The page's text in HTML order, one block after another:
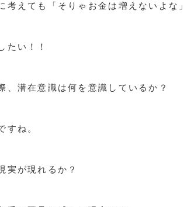
考えても「そりゃお金は増えないよな
たい！！
、潜在意識は何を意識しているか？
すね。
実が現れるか？